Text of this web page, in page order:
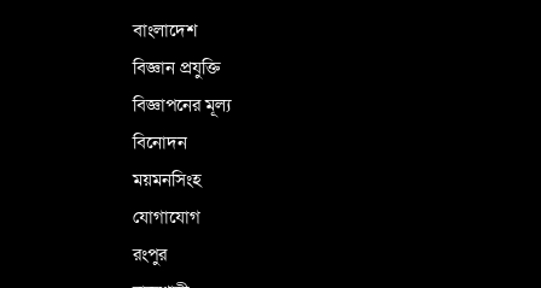
বাংলাদেশ
বিজ্ঞান প্রযুক্তি
বিজ্ঞাপনের মূল্য
বিনোদন
ময়মনসিংহ
যোগাযোগ
রংপুর